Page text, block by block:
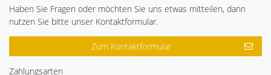
Haben Sie Fragen oder möchten Sie uns etwas mitteilen, dann
nutzen Sie bitte unser Kontaktformular.
Zum Kontaktformular
Zahlungsarten